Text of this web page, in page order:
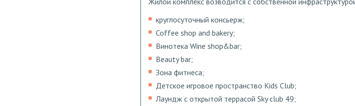
круглосуточный консьерж;
Coffee shop and bakery;
Винотека Wine shop&bar;
Beauty bar;
Зона фитнеса;
Детское игровое пространство Kids Club;
Лаундж с открытой террасой Sky club 49;